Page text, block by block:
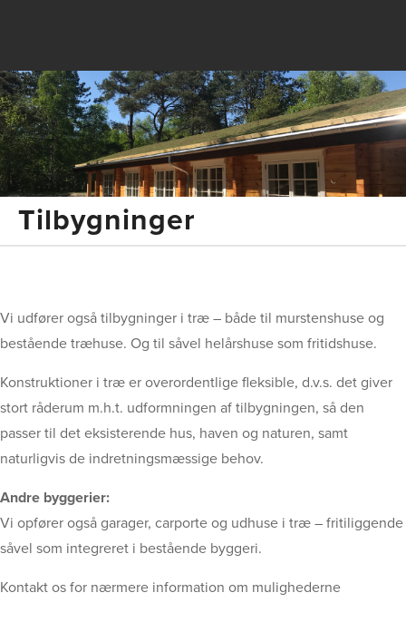
Tilbygninger
​Vi udfører også tilbygninger i træ – både til murstenshuse og
bestående træhuse. Og til såvel helårshuse som fritidshuse.
Konstruktioner i træ er overordentlige fleksible, d.v.s. det giver
stort råderum m.h.t. udformningen af tilbygningen, så den
passer til det eksisterende hus, haven og naturen, samt
naturligvis de indretningsmæssige behov.
​Andre byggerier:
Vi opfører også garager, carporte og udhuse i træ – fritiliggende
såvel som integreret i bestående byggeri.
​Kontakt os for nærmere information om mulighederne